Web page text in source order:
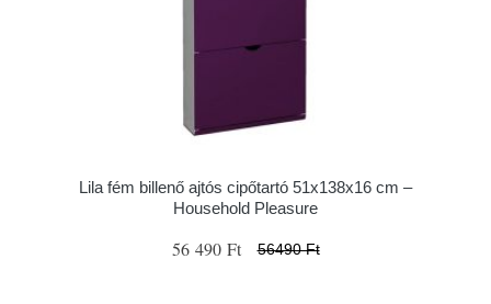
Lila fém billenő ajtós cipőtartó 51x138x16 cm –
Household Pleasure
56 490 Ft 56490 Ft